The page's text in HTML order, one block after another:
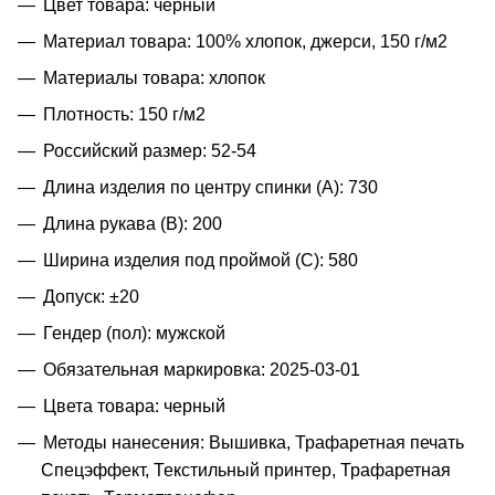
Цвет товара: черный
Материал товара: 100% хлопок, джерси, 150 г/м2
Материалы товара: хлопок
Плотность: 150 г/м2
Российский размер: 52-54
Длина изделия по центру спинки (A): 730
Длина рукава (B): 200
Ширина изделия под проймой (С): 580
Допуск: ±20
Гендер (пол): мужской
Обязательная маркировка: 2025-03-01
Цвета товара: черный
Методы нанесения: Вышивка, Трафаретная печать
Спецэффект, Текстильный принтер, Трафаретная